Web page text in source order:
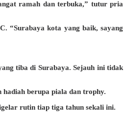
ramah dan terbuka,” tutur pria
“Surabaya kota yang baik, sayang
tiba di Surabaya. Sejauh ini tidak
berupa piala dan trophy.
rutin tiap tiga tahun sekali ini.